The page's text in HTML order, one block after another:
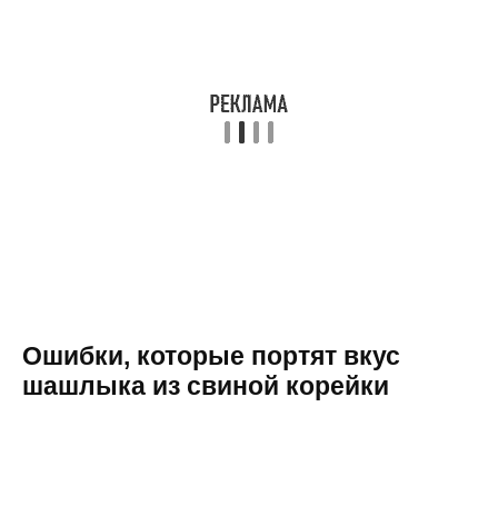
Ошибки, которые портят вкус
шашлыка из свиной корейки